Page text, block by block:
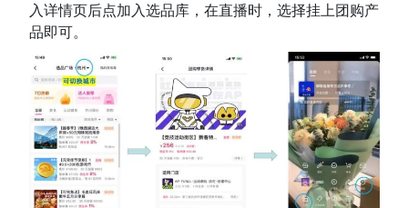
入详情页后点加入选品库，在直播时，选择挂上团购产
品即可。